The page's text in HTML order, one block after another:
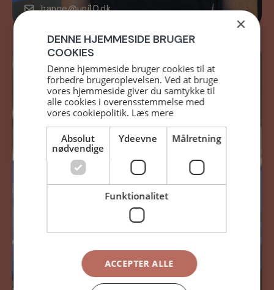
hanne@uni10.dk
Daglig leder/Partner
×
DENNE HJEMMESIDE BRUGER
COOKIES
Denne hjemmeside bruger cookies til at
forbedre brugeroplevelsen. Ved at bruge
vores hjemmeside giver du samtykke til
alle cookies i overensstemmelse med
vores cookiepolitik. Læs mere
Absolut
nødvendige
Ydeevne Målretning
Funktionalitet
ACCEPTER ALLE